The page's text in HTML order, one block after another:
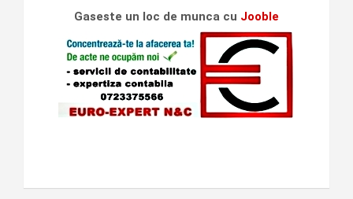
Gaseste un loc de munca cu Jooble